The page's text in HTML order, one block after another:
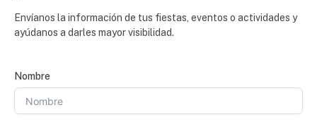
Envíanos la información de tus fiestas, eventos o actividades y
ayúdanos a darles mayor visibilidad.
Nombre